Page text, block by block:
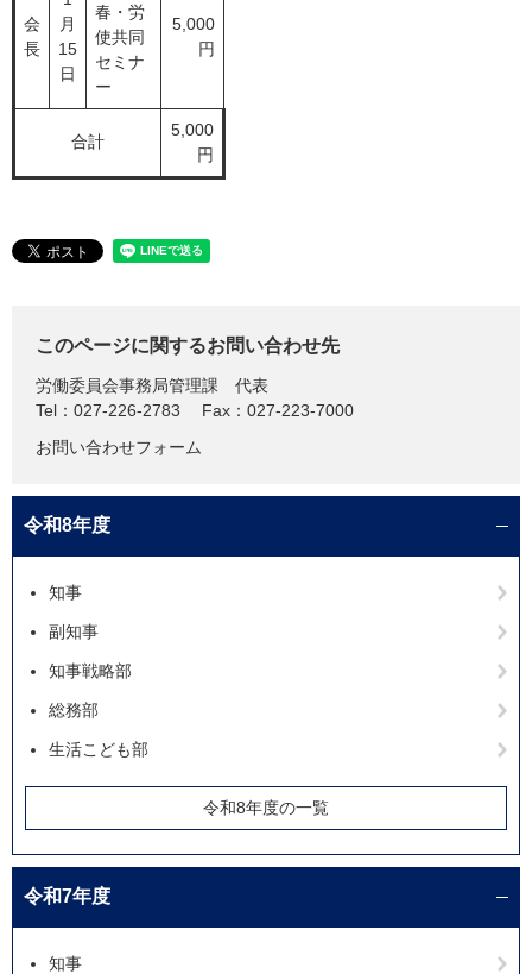
会
長
月
15
日
春・労
使共同
セミナ
ー
5,000
円
合計
5,000
円
このページに関するお問い合わせ先
労働委員会事務局管理課
代表
Tel：027-226-2783
Fax：027-223-7000
お問い合わせフォーム
令和8年度
知事
副知事
知事戦略部
総務部
生活こども部
令和8年度の一覧
令和7年度
知事